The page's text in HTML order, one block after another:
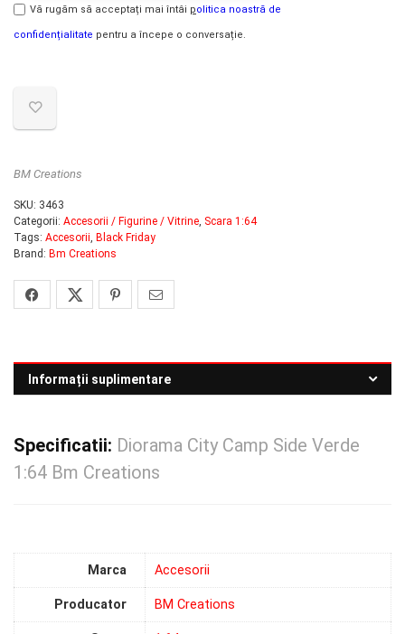
Vă rugăm să acceptați mai întâi politica noastră de
confidențialitate pentru a începe o conversație.
BM Creations
SKU: 3463
Categorii: Accesorii / Figurine / Vitrine, Scara 1:64
Tags: Accesorii, Black Friday
Brand: Bm Creations
Informații suplimentare
Specificatii: Diorama City Camp Side Verde
1:64 Bm Creations
Marca Accesorii
Producator BM Creations